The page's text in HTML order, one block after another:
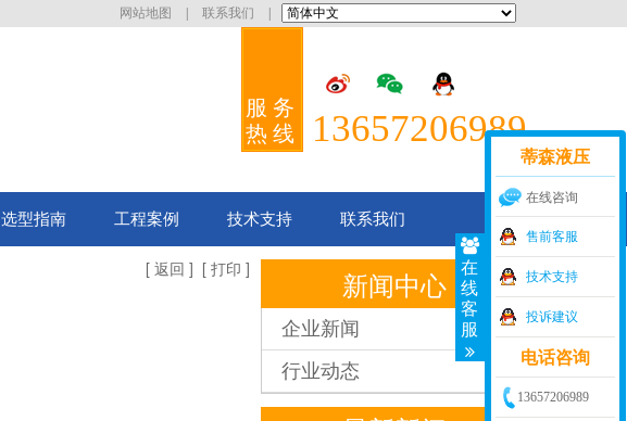
网站地图 联系我们
服务
热线
13657206989
选型指南 工程案例 技术支持 联系我们
新闻中心
企业新闻
行业动态
[ 返回 ] [ 打印 ]
在
线
客
服
蒂森液压
在线咨询
售前客服
技术支持
投诉建议
电话咨询
13657206989